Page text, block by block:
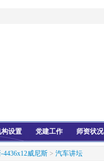
构设置 党建工作 师资状况
4436x12威尼斯 > 汽车讲坛